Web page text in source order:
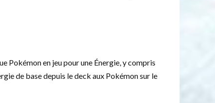
Pokémon en jeu pour une Énergie, y compris
de base depuis le deck aux Pokémon sur le